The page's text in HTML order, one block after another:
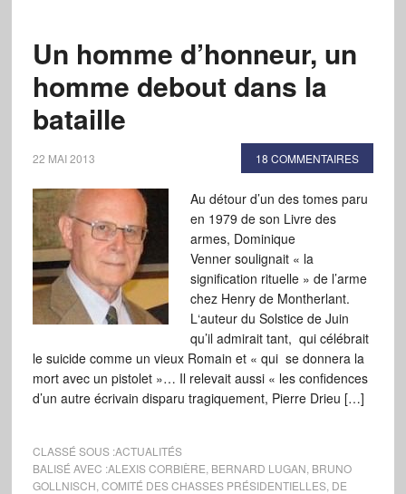
Un homme d’honneur, un
homme debout dans la
bataille
22 MAI 2013 18 COMMENTAIRES
Au détour d’un des tomes paru
en 1979 de son Livre des
armes, Dominique
Venner soulignait « la
signification rituelle » de l’arme
chez Henry de Montherlant.
L‘auteur du Solstice de Juin
qu’il admirait tant, qui célébrait
le suicide comme un vieux Romain et « qui se donnera la
mort avec un pistolet »… Il relevait aussi « les confidences
d’un autre écrivain disparu tragiquement, Pierre Drieu […]
CLASSÉ SOUS :ACTUALITÉS
BALISÉ AVEC :ALEXIS CORBIÈRE BERNARD LUGAN BRUNO
GOLLNISCH COMITÉ DES CHASSES PRÉSIDENTIELLES, DE